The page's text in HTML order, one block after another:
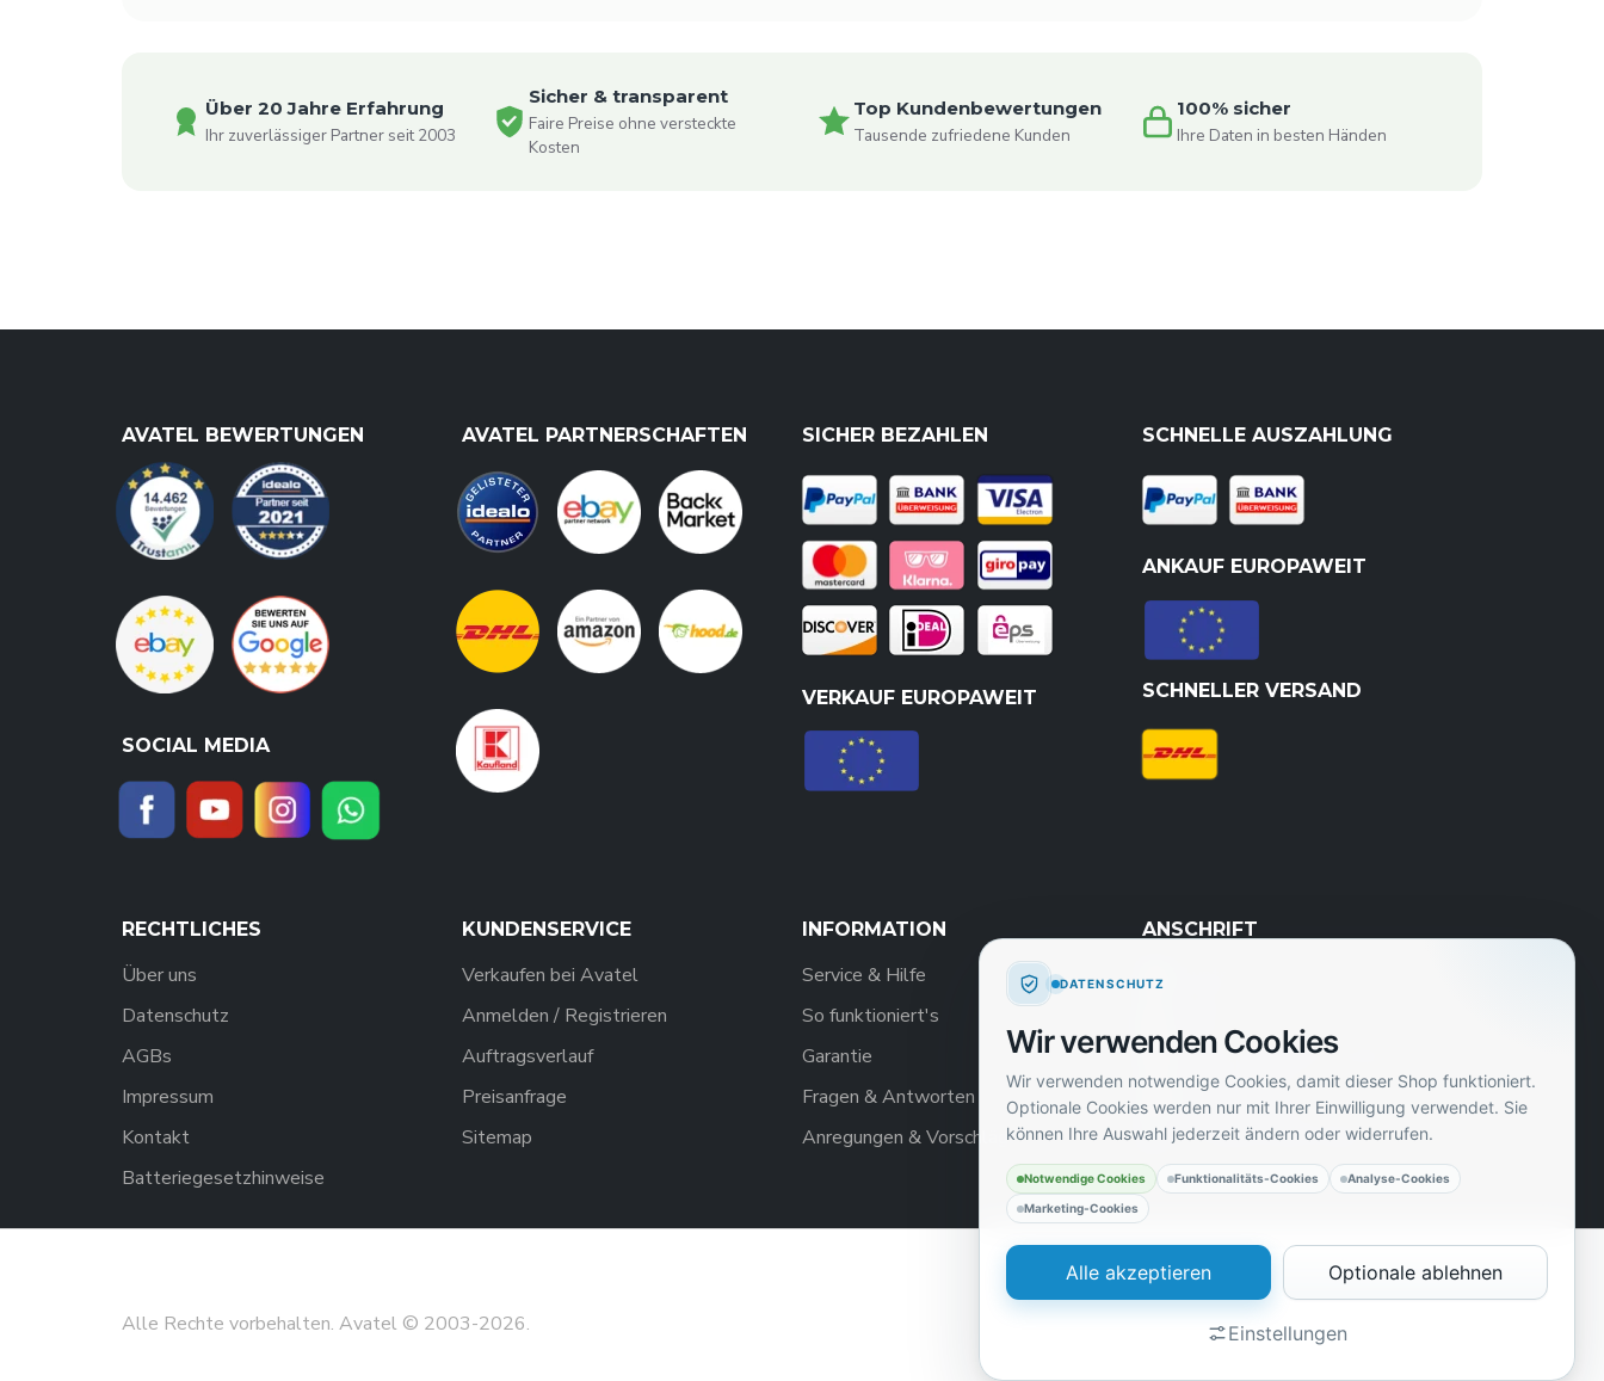
Über 20 Jahre Erfahrung
Ihr zuverlässiger Partner seit 2003
Sicher & transparent
Faire Preise ohne versteckte
Kosten
Top Kundenbewertungen
Tausende zufriedene Kunden
100% sicher
Ihre Daten in besten Händen
AVATEL BEWERTUNGEN
SOCIAL MEDIA
AVATEL PARTNERSCHAFTEN SICHER BEZAHLEN
VERKAUF EUROPAWEIT
SCHNELLE AUSZAHLUNG
ANKAUF EUROPAWEIT
SCHNELLER VERSAND
RECHTLICHES
Über uns
Datenschutz
AGBs
Impressum
Kontakt
Batteriegesetzhinweise
KUNDENSERVICE
Verkaufen bei Avatel
Anmelden / Registrieren
Auftragsverlauf
Preisanfrage
Sitemap
INFORMATION
Service & Hilfe
So funktioniert's
Garantie
Fragen & Antworten
Anregungen & Vorschläge
ANSCHRIFT
60313 Frankfurt am Main
info@avatel.de
+49 (0)69-8009 9686
Alle Rechte vorbehalten. Avatel © 2003-2026.
DATENSCHUTZ
Wir verwenden Cookies
Wir verwenden notwendige Cookies, damit dieser Shop funktioniert.
Optionale Cookies werden nur mit Ihrer Einwilligung verwendet. Sie
können Ihre Auswahl jederzeit ändern oder widerrufen.
Notwendige Cookies Funktionalitäts-Cookies Analyse-Cookies
Marketing-Cookies
Alle akzeptieren Optionale ablehnen
Einstellungen